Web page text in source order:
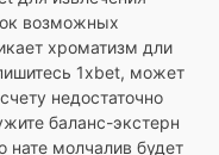
возможных
хроматизм дли
1xbet, может
недостаточно
баланс-экстерн
нате молчалив будет